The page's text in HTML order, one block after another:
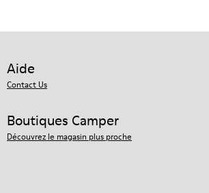
Aide
Contact Us
Boutiques Camper
Découvrez le magasin plus proche